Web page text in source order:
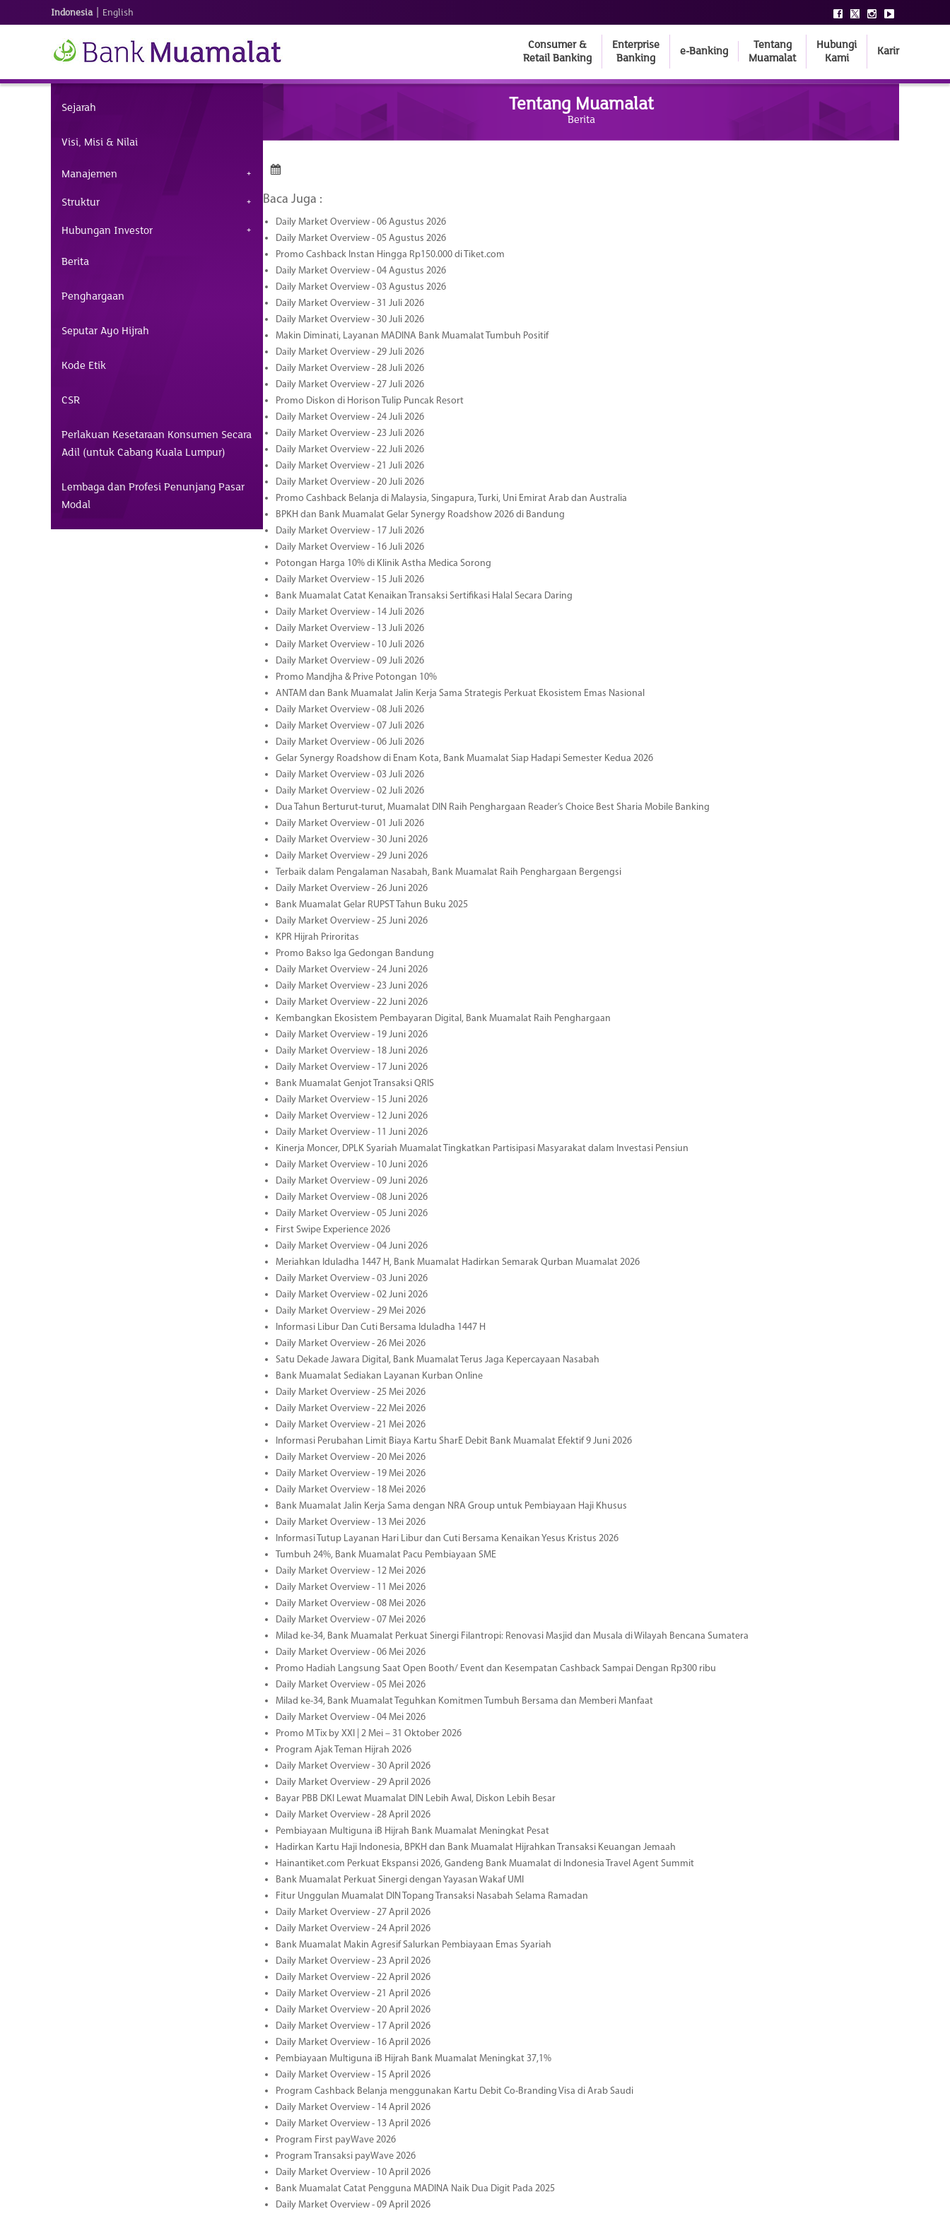
Indonesia | English
Consumer &
Retail Banking
Enterprise
Banking
e-Banking
Tentang
Muamalat
Hubungi
Kami
Karir
Sejarah
Visi, Misi & Nilai
Manajemen
Struktur
Hubungan Investor
Berita
Penghargaan
Seputar Ayo Hijrah
Kode Etik
CSR
Perlakuan Kesetaraan Konsumen Secara
Adil (untuk Cabang Kuala Lumpur)
Lembaga dan Profesi Penunjang Pasar
Modal
Tentang Muamalat
Berita
Baca Juga :
Daily Market Overview - 06 Agustus 2026
Daily Market Overview - 05 Agustus 2026
Promo Cashback Instan Hingga Rp150.000 di Tiket.com
Daily Market Overview - 04 Agustus 2026
Daily Market Overview - 03 Agustus 2026
Daily Market Overview - 31 Juli 2026
Daily Market Overview - 30 Juli 2026
Makin Diminati, Layanan MADINA Bank Muamalat Tumbuh Positif
Daily Market Overview - 29 Juli 2026
Daily Market Overview - 28 Juli 2026
Daily Market Overview - 27 Juli 2026
Promo Diskon di Horison Tulip Puncak Resort
Daily Market Overview - 24 Juli 2026
Daily Market Overview - 23 Juli 2026
Daily Market Overview - 22 Juli 2026
Daily Market Overview - 21 Juli 2026
Daily Market Overview - 20 Juli 2026
Promo Cashback Belanja di Malaysia, Singapura, Turki, Uni Emirat Arab dan Australia
BPKH dan Bank Muamalat Gelar Synergy Roadshow 2026 di Bandung
Daily Market Overview - 17 Juli 2026
Daily Market Overview - 16 Juli 2026
Potongan Harga 10% di Klinik Astha Medica Sorong
Daily Market Overview - 15 Juli 2026
Bank Muamalat Catat Kenaikan Transaksi Sertifikasi Halal Secara Daring
Daily Market Overview - 14 Juli 2026
Daily Market Overview - 13 Juli 2026
Daily Market Overview - 10 Juli 2026
Daily Market Overview - 09 Juli 2026
Promo Mandjha & Prive Potongan 10%
ANTAM dan Bank Muamalat Jalin Kerja Sama Strategis Perkuat Ekosistem Emas Nasional
Daily Market Overview - 08 Juli 2026
Daily Market Overview - 07 Juli 2026
Daily Market Overview - 06 Juli 2026
Gelar Synergy Roadshow di Enam Kota, Bank Muamalat Siap Hadapi Semester Kedua 2026
Daily Market Overview - 03 Juli 2026
Daily Market Overview - 02 Juli 2026
Dua Tahun Berturut-turut, Muamalat DIN Raih Penghargaan Reader’s Choice Best Sharia Mobile Banking
Daily Market Overview - 01 Juli 2026
Daily Market Overview - 30 Juni 2026
Daily Market Overview - 29 Juni 2026
Terbaik dalam Pengalaman Nasabah, Bank Muamalat Raih Penghargaan Bergengsi
Daily Market Overview - 26 Juni 2026
Bank Muamalat Gelar RUPST Tahun Buku 2025
Daily Market Overview - 25 Juni 2026
KPR Hijrah Priroritas
Promo Bakso Iga Gedongan Bandung
Daily Market Overview - 24 Juni 2026
Daily Market Overview - 23 Juni 2026
Daily Market Overview - 22 Juni 2026
Kembangkan Ekosistem Pembayaran Digital, Bank Muamalat Raih Penghargaan
Daily Market Overview - 19 Juni 2026
Daily Market Overview - 18 Juni 2026
Daily Market Overview - 17 Juni 2026
Bank Muamalat Genjot Transaksi QRIS
Daily Market Overview - 15 Juni 2026
Daily Market Overview - 12 Juni 2026
Daily Market Overview - 11 Juni 2026
Kinerja Moncer, DPLK Syariah Muamalat Tingkatkan Partisipasi Masyarakat dalam Investasi Pensiun
Daily Market Overview - 10 Juni 2026
Daily Market Overview - 09 Juni 2026
Daily Market Overview - 08 Juni 2026
Daily Market Overview - 05 Juni 2026
First Swipe Experience 2026
Daily Market Overview - 04 Juni 2026
Meriahkan Iduladha 1447 H, Bank Muamalat Hadirkan Semarak Qurban Muamalat 2026
Daily Market Overview - 03 Juni 2026
Daily Market Overview - 02 Juni 2026
Daily Market Overview - 29 Mei 2026
Informasi Libur Dan Cuti Bersama Iduladha 1447 H
Daily Market Overview - 26 Mei 2026
Satu Dekade Jawara Digital, Bank Muamalat Terus Jaga Kepercayaan Nasabah
Bank Muamalat Sediakan Layanan Kurban Online
Daily Market Overview - 25 Mei 2026
Daily Market Overview - 22 Mei 2026
Daily Market Overview - 21 Mei 2026
Informasi Perubahan Limit Biaya Kartu SharE Debit Bank Muamalat Efektif 9 Juni 2026
Daily Market Overview - 20 Mei 2026
Daily Market Overview - 19 Mei 2026
Daily Market Overview - 18 Mei 2026
Bank Muamalat Jalin Kerja Sama dengan NRA Group untuk Pembiayaan Haji Khusus
Daily Market Overview - 13 Mei 2026
Informasi Tutup Layanan Hari Libur dan Cuti Bersama Kenaikan Yesus Kristus 2026
Tumbuh 24%, Bank Muamalat Pacu Pembiayaan SME
Daily Market Overview - 12 Mei 2026
Daily Market Overview - 11 Mei 2026
Daily Market Overview - 08 Mei 2026
Daily Market Overview - 07 Mei 2026
Milad ke-34, Bank Muamalat Perkuat Sinergi Filantropi: Renovasi Masjid dan Musala di Wilayah Bencana Sumatera
Daily Market Overview - 06 Mei 2026
Promo Hadiah Langsung Saat Open Booth/ Event dan Kesempatan Cashback Sampai Dengan Rp300 ribu
Daily Market Overview - 05 Mei 2026
Milad ke-34, Bank Muamalat Teguhkan Komitmen Tumbuh Bersama dan Memberi Manfaat
Daily Market Overview - 04 Mei 2026
Promo M Tix by XXI | 2 Mei – 31 Oktober 2026
Program Ajak Teman Hijrah 2026
Daily Market Overview - 30 April 2026
Daily Market Overview - 29 April 2026
Bayar PBB DKI Lewat Muamalat DIN Lebih Awal, Diskon Lebih Besar
Daily Market Overview - 28 April 2026
Pembiayaan Multiguna iB Hijrah Bank Muamalat Meningkat Pesat
Hadirkan Kartu Haji Indonesia, BPKH dan Bank Muamalat Hijrahkan Transaksi Keuangan Jemaah
Hainantiket.com Perkuat Ekspansi 2026, Gandeng Bank Muamalat di Indonesia Travel Agent Summit
Bank Muamalat Perkuat Sinergi dengan Yayasan Wakaf UMI
Fitur Unggulan Muamalat DIN Topang Transaksi Nasabah Selama Ramadan
Daily Market Overview - 27 April 2026
Daily Market Overview - 24 April 2026
Bank Muamalat Makin Agresif Salurkan Pembiayaan Emas Syariah
Daily Market Overview - 23 April 2026
Daily Market Overview - 22 April 2026
Daily Market Overview - 21 April 2026
Daily Market Overview - 20 April 2026
Daily Market Overview - 17 April 2026
Daily Market Overview - 16 April 2026
Pembiayaan Multiguna iB Hijrah Bank Muamalat Meningkat 37,1%
Daily Market Overview - 15 April 2026
Program Cashback Belanja menggunakan Kartu Debit Co-Branding Visa di Arab Saudi
Daily Market Overview - 14 April 2026
Daily Market Overview - 13 April 2026
Program First payWave 2026
Program Transaksi payWave 2026
Daily Market Overview - 10 April 2026
Bank Muamalat Catat Pengguna MADINA Naik Dua Digit Pada 2025
Daily Market Overview - 09 April 2026